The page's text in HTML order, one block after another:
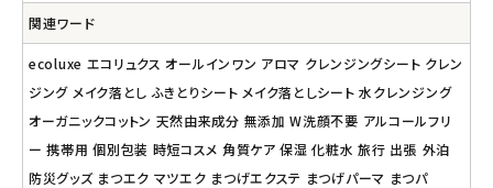
関連ワード
ecoluxe エコリュクス オールインワン アロマ クレンジングシート クレン
ジング メイク落とし ふきとりシート メイク落としシート 水クレンジング
オーガニックコットン 天然由来成分 無添加 W洗顔不要 アルコールフリ
ー 携帯用 個別包装 時短コスメ 角質ケア 保湿 化粧水 旅行 出張 外泊
防災グッズ まつエク マツエク まつげエクステ まつげパーマ まつパ